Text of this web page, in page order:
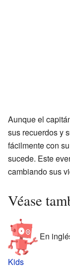
Aunque el
sus recuerdos y
fácilmente con
sucede. Este
cambiando sus
Véase
En
Kids